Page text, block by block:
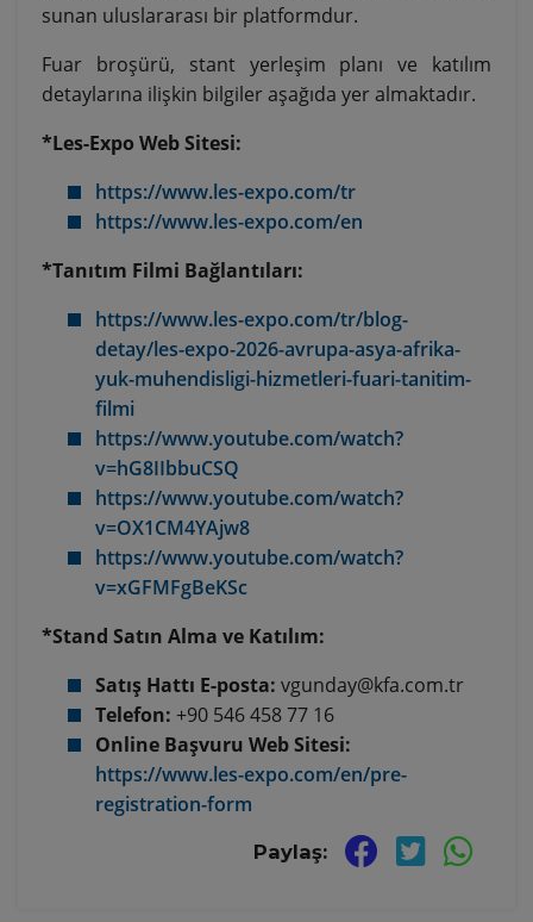
sunan uluslararası bir platformdur.
Fuar broşürü, stant yerleşim planı ve katılım
detaylarına ilişkin bilgiler aşağıda yer almaktadır.
*Les-Expo Web Sitesi:
https://www.les-expo.com/tr
https://www.les-expo.com/en
*Tanıtım Filmi Bağlantıları:
https://www.les-expo.com/tr/blog-
detay/les-expo-2026-avrupa-asya-afrika-
yuk-muhendisligi-hizmetleri-fuari-tanitim-
filmi
https://www.youtube.com/watch?
v=hG8IIbbuCSQ
https://www.youtube.com/watch?
v=OX1CM4YAjw8
https://www.youtube.com/watch?
v=xGFMFgBeKSc
*Stand Satın Alma ve Katılım:
Satış Hattı E-posta: vgunday@kfa.com.tr
Telefon: +90 546 458 77 16
Online Başvuru Web Sitesi:
https://www.les-expo.com/en/pre-
registration-form
Paylaş: